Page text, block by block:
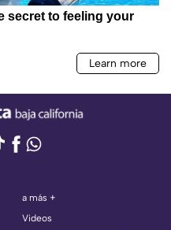
a más +
Videos